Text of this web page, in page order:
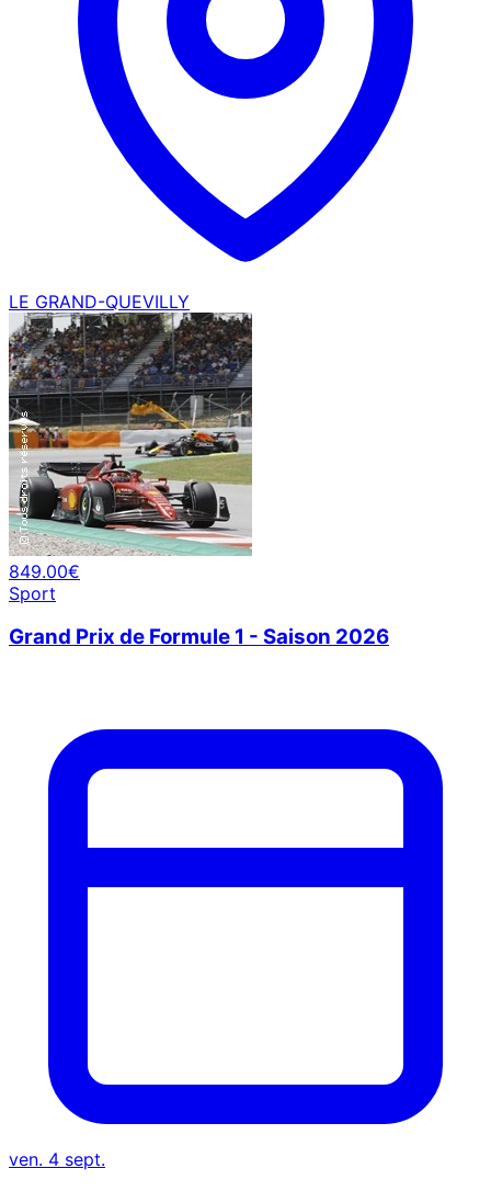
LE GRAND-QUEVILLY
849.00€
Sport
Grand Prix de Formule 1 - Saison 2026
ven. 4 sept.